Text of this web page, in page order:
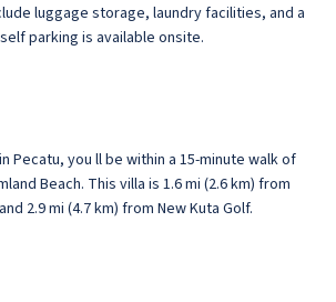
luggage storage, laundry facilities, and a
parking is available onsite.
Pecatu, you ll be within a 15-minute walk of
Beach. This villa is 1.6 mi (2.6 km) from
2.9 mi (4.7 km) from New Kuta Golf.